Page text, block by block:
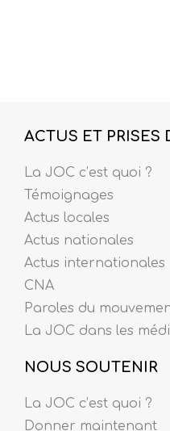
ACTUS ET PRISES
La JOC c’est quoi ?
Témoignages
Actus locales
Actus nationales
Actus internationales
CNA
Paroles du
La JOC dans les
NOUS SOUTENIR
La JOC c’est quoi ?
Donner maintenant